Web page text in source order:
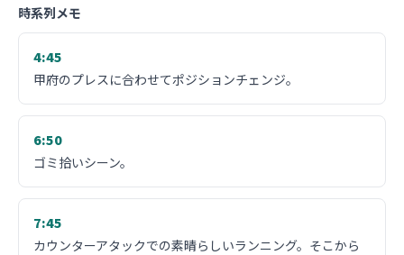
時系列メモ
4:45
甲府のプレスに合わせてポジションチェンジ。
6:50
ゴミ拾いシーン。
7:45
カウンターアタックでの素晴らしいランニング。そこから